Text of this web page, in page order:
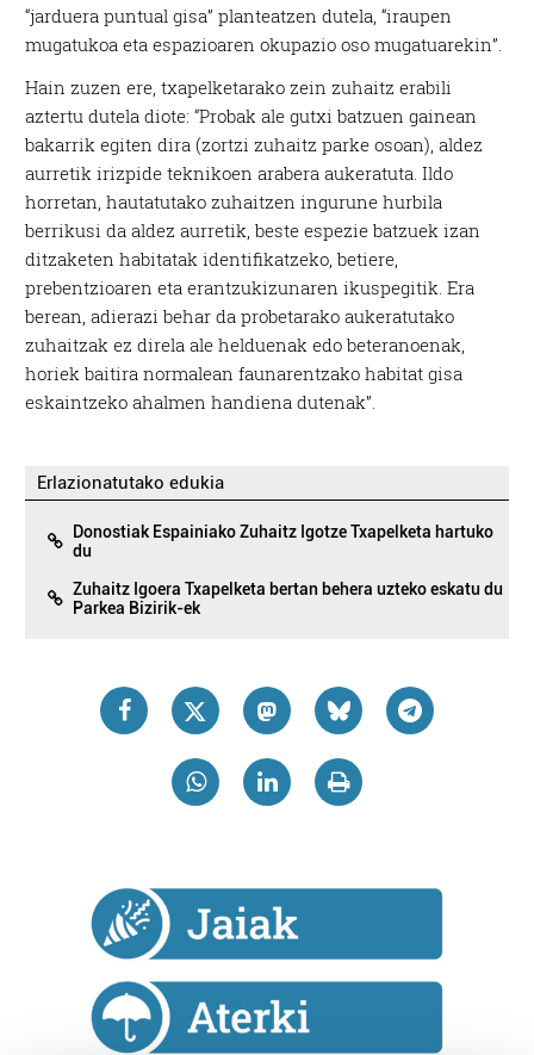
“jarduera puntual gisa” planteatzen dutela, “iraupen
mugatukoa eta espazioaren okupazio oso mugatuarekin”.
Hain zuzen ere, txapelketarako zein zuhaitz erabili
aztertu dutela diote: “Probak ale gutxi batzuen gainean
bakarrik egiten dira (zortzi zuhaitz parke osoan), aldez
aurretik irizpide teknikoen arabera aukeratuta. Ildo
horretan, hautatutako zuhaitzen ingurune hurbila
berrikusi da aldez aurretik, beste espezie batzuek izan
ditzaketen habitatak identifikatzeko, betiere,
prebentzioaren eta erantzukizunaren ikuspegitik. Era
berean, adierazi behar da probetarako aukeratutako
zuhaitzak ez direla ale helduenak edo beteranoenak,
horiek baitira normalean faunarentzako habitat gisa
eskaintzeko ahalmen handiena dutenak”.
Erlazionatutako edukia
Donostiak Espainiako Zuhaitz Igotze Txapelketa hartuko
du
Zuhaitz Igoera Txapelketa bertan behera uzteko eskatu du
Parkea Bizirik-ek